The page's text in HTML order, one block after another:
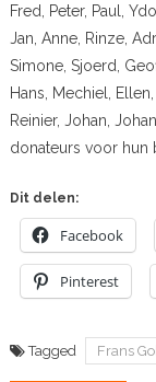
Fred, Peter, Paul,
Jan, Anne, Rinze,
Simone, Sjoerd,
Hans, Mechiel,
Reinier, Johan,
donateurs voor hun
Dit delen:
Facebook
Pinterest
Tagged Frans